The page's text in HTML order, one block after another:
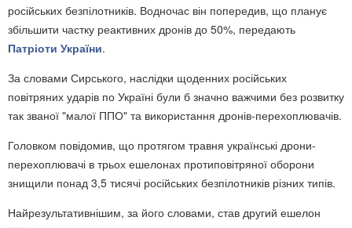
російських безпілотників. Водночас він попередив, що планує
збільшити частку реактивних дронів до 50%, передають
Патріоти України.
За словами Сирського, наслідки щоденних російських
повітряних ударів по Україні були б значно важчими без розвитку
так званої "малої ППО" та використання дронів-перехоплювачів.
Головком повідомив, що протягом травня українські дрони-
перехоплювачі в трьох ешелонах протиповітряної оборони
знищили понад 3,5 тисячі російських безпілотників різних типів.
Найрезультативнішим, за його словами, став другий ешелон